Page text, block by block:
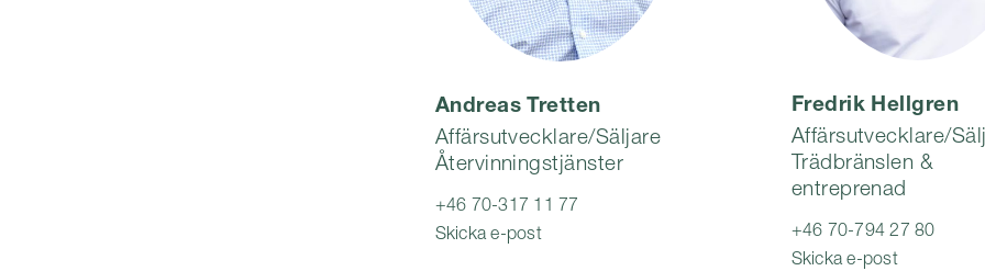
Andreas Tretten
Affärsutvecklare/Säljare
Återvinningstjänster
+46 70-317 11 77
Skicka e-post
Fredrik Hellgren
Affärsutvecklare/
Trädbränslen &
entreprenad
+46 70-794 27 80
Skicka e-post